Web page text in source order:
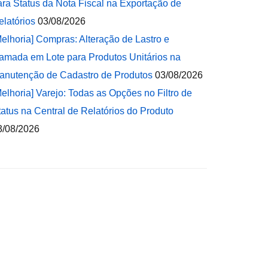
Status da Nota Fiscal na Exportação de
03/08/2026
Compras: Alteração de Lastro e
em Lote para Produtos Unitários na
de Cadastro de Produtos 03/08/2026
Varejo: Todas as Opções no Filtro de
na Central de Relatórios do Produto
08/2026